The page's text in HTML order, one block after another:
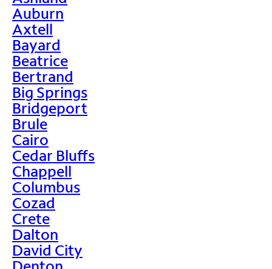
Auburn
Axtell
Bayard
Beatrice
Bertrand
Big Springs
Bridgeport
Brule
Cairo
Cedar Bluffs
Chappell
Columbus
Cozad
Crete
Dalton
David City